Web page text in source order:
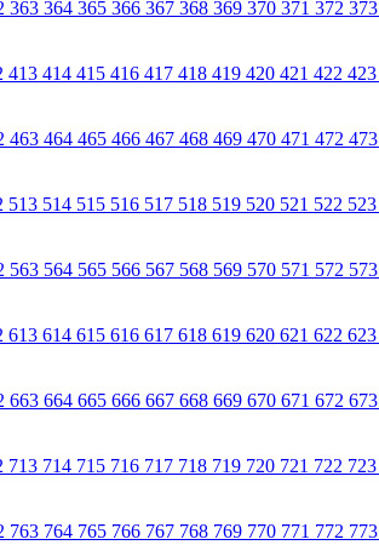
363 364 365 366 367 368 369 370 371 372 373
413 414 415 416 417 418 419 420 421 422 423
463 464 465 466 467 468 469 470 471 472 473
513 514 515 516 517 518 519 520 521 522 523
563 564 565 566 567 568 569 570 571 572 573
613 614 615 616 617 618 619 620 621 622 623
663 664 665 666 667 668 669 670 671 672 673
713 714 715 716 717 718 719 720 721 722 723
763 764 765 766 767 768 769 770 771 772 773